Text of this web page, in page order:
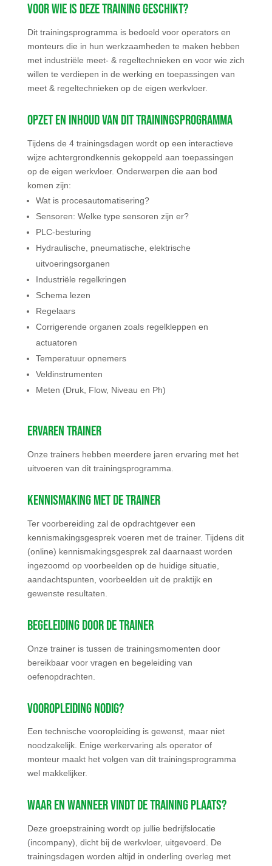
Voor wie is deze training geschikt?
Dit trainingsprogramma is bedoeld voor operators en
monteurs die in hun werkzaamheden te maken hebben
met industriële meet- & regeltechnieken en voor wie zich
willen te verdiepen in de werking en toepassingen van
meet & regeltechnieken op de eigen werkvloer.
Opzet en inhoud van dit trainingsprogramma
Tijdens de 4 trainingsdagen wordt op een interactieve
wijze achtergrondkennis gekoppeld aan toepassingen
op de eigen werkvloer. Onderwerpen die aan bod
komen zijn:
Wat is procesautomatisering?
Sensoren: Welke type sensoren zijn er?
PLC-besturing
Hydraulische, pneumatische, elektrische
uitvoeringsorganen
Industriële regelkringen
Schema lezen
Regelaars
Corrigerende organen zoals regelkleppen en
actuatoren
Temperatuur opnemers
Veldinstrumenten
Meten (Druk, Flow, Niveau en Ph)
Ervaren trainer
Onze trainers hebben meerdere jaren ervaring met het
uitvoeren van dit trainingsprogramma.
Kennismaking met de trainer
Ter voorbereiding zal de opdrachtgever een
kennismakingsgesprek voeren met de trainer. Tijdens dit
(online) kennismakingsgesprek zal daarnaast worden
ingezoomd op voorbeelden op de huidige situatie,
aandachtspunten, voorbeelden uit de praktijk en
gewenste resultaten.
Begeleiding door de trainer
Onze trainer is tussen de trainingsmomenten door
bereikbaar voor vragen en begeleiding van
oefenopdrachten.
Vooropleiding nodig?
Een technische vooropleiding is gewenst, maar niet
noodzakelijk. Enige werkervaring als operator of
monteur maakt het volgen van dit trainingsprogramma
wel makkelijker.
Waar en wanneer vindt de training plaats?
Deze groepstraining wordt op jullie bedrijfslocatie
(incompany), dicht bij de werkvloer, uitgevoerd. De
trainingsdagen worden altijd in onderling overleg met